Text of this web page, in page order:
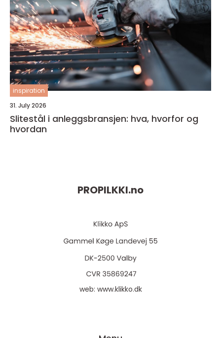
inspiration
31. July 2026
Slitestål i anleggsbransjen: hva, hvorfor og
hvordan
PROPILKKI.no
web: www.klikko.dk